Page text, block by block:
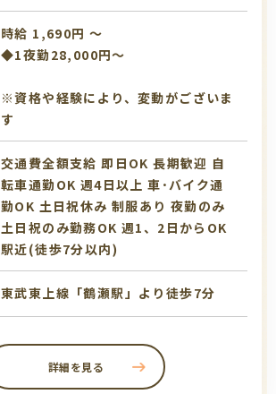
時給 1,690円 〜
◆1夜勤28,000円～
※資格や経験により、変動がございま
す
交通費全額支給 即日OK 長期歓迎 自
転車通勤OK 週4日以上 車･バイク通
勤OK 土日祝休み 制服あり 夜勤のみ
土日祝のみ勤務OK 週1、2日からOK
駅近(徒歩7分以内)
東武東上線「鶴瀬駅」より徒歩7分
詳細を見る